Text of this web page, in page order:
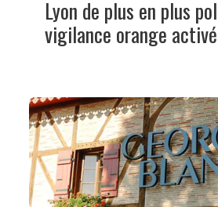
Lyon de plus en plus
vigilance orange